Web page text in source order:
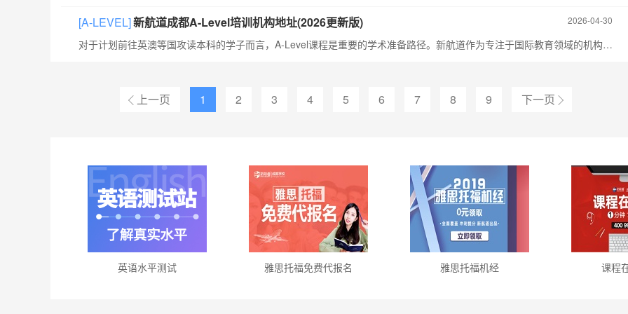
[A-LEVEL]新航道成都A-Level培训机构地址(2026更新版) 2026-04-30
对于计划前往英澳等国攻读本科的学子而言，A-Level课程是重要的学术准备路径。新航道作为专注于国际教育领域的机构，在成都布局了多处A-Level培训校区，为不同区域的学子提供便捷的学习选择。
上一页 1 2 3 4 5 6 7 8 9 下一页
英语水平测试 雅思托福免费代报名 雅思托福机经 课程